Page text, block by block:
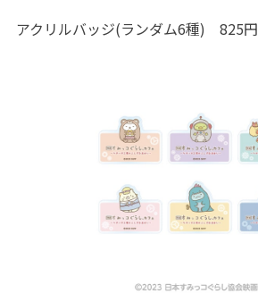
アクリルバッジ(ランダム6種) 825円